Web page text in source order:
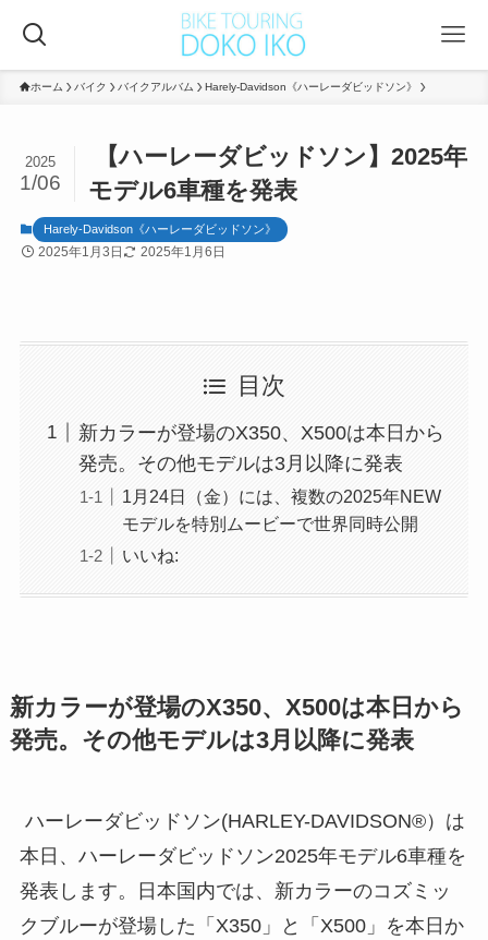
ホーム バイク バイクアルバム Harely-Davidson《ハーレーダビッドソン》
【ハーレーダビッドソン】2025年
モデル6車種を発表
2025
1/06
Harely-Davidson《ハーレーダビッドソン》
2025年1月3日 2025年1月6日
目次
新カラーが登場のX350、X500は本日から
発売。その他モデルは3月以降に発表
1月24日（金）には、複数の2025年NEW
モデルを特別ムービーで世界同時公開
いいね:
新カラーが登場のX350、X500は本日から
発売。その他モデルは3月以降に発表
ハーレーダビッドソン(HARLEY-DAVIDSON®）は
本日、ハーレーダビッドソン2025年モデル6車種を
発表します。日本国内では、新カラーのコズミッ
クブルーが登場した「X350」と「X500」を本日か